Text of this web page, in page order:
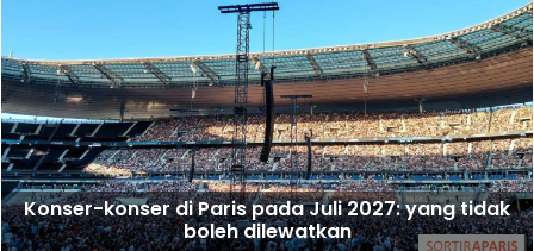
Konser-konser di Paris pada Juli 2027: yang tidak
boleh dilewatkan